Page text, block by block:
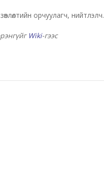
орчуулагч, нийтлэлч.
Wiki-гээс